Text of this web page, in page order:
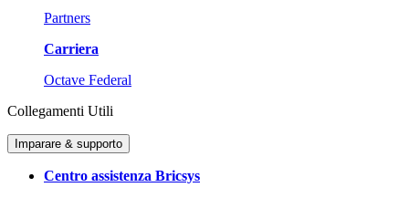
Partners
Carriera
Octave Federal
Collegamenti Utili
Imparare & supporto
Centro assistenza Bricsys